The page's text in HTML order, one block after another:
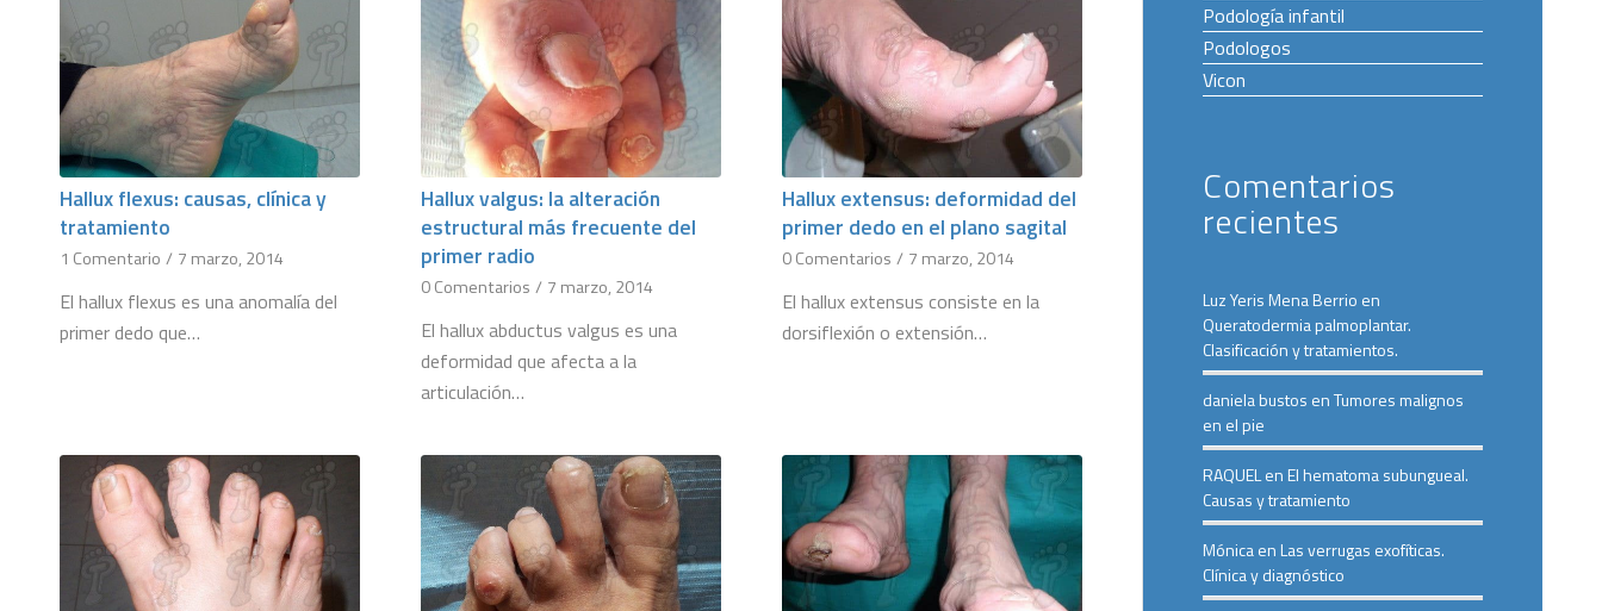
Hallux flexus: causas, clínica y
tratamiento
1 Comentario / 7 marzo, 2014
El hallux flexus es una anomalía del
primer dedo que…
Hallux valgus: la alteración
estructural más frecuente del
primer radio
0 Comentarios / 7 marzo, 2014
El hallux abductus valgus es una
deformidad que afecta a la
articulación…
Hallux extensus: deformidad del
primer dedo en el plano sagital
0 Comentarios / 7 marzo, 2014
El hallux extensus consiste en la
dorsiflexión o extensión…
Podología infantil
Podologos
Vicon
Comentarios
recientes
Luz Yeris Mena Berrio en
Queratodermia palmoplantar.
Clasificación y tratamientos.
daniela bustos enTumores malignos
en el pie
RAQUELenEl hematoma subungueal.
Causas y tratamiento
MónicaenLas verrugas exofíticas.
Clínica y diagnóstico